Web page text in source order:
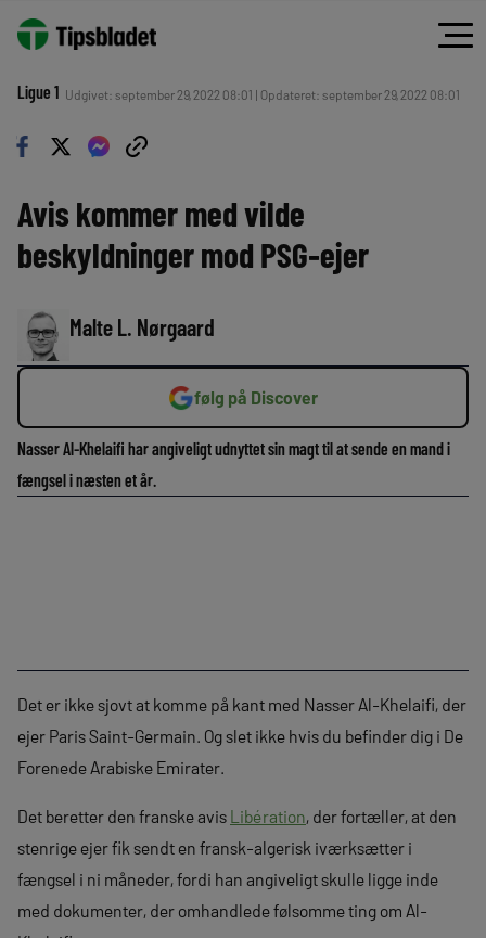
Ligue 1 Udgivet: september 29, 2022 08:01 | Opdateret: september 29, 2022 08:01
Avis kommer med vilde
beskyldninger mod PSG-ejer
Malte L. Nørgaard
følg på Discover
Nasser Al-Khelaifi har angiveligt udnyttet sin magt til at sende en mand i
fængsel i næsten et år.
Det er ikke sjovt at komme på kant med Nasser Al-Khelaifi, der
ejer Paris Saint-Germain. Og slet ikke hvis du befinder dig i De
Forenede Arabiske Emirater.
Det beretter den franske avis Libération, der fortæller, at den
stenrige ejer fik sendt en fransk-algerisk iværksætter i
fængsel i ni måneder, fordi han angiveligt skulle ligge inde
med dokumenter, der omhandlede følsomme ting om Al-